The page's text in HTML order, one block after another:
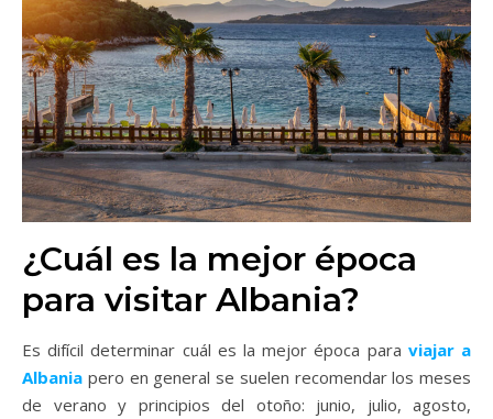
¿Cuál es la mejor época
para visitar Albania?
Es difícil determinar cuál es la mejor época para viajar a
Albania pero en general se suelen recomendar los meses
de verano y principios del otoño: junio, julio, agosto,